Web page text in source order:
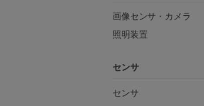
画像センサ・カメラ
照明装置
センサ
センサ